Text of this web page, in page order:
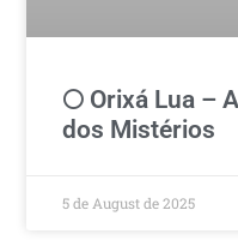
🌕 Orixá Lua –
dos Mistérios
5 de August de 2025